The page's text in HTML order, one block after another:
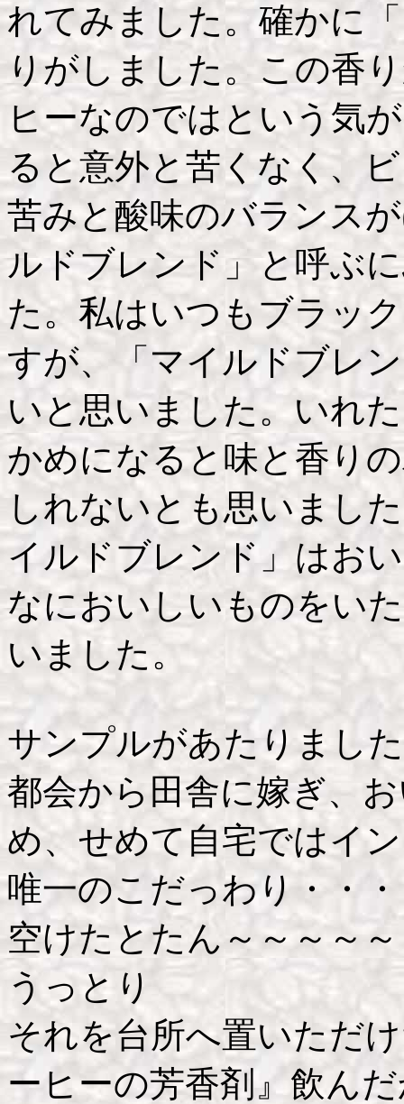
れてみました。確かに
りがしました。この香
ヒーなのではという気
ると意外と苦くなく、
苦みと酸味のバランス
ルドブレンド」と呼ぶ
た。私はいつもブラッ
すが、「マイルドブレ
いと思いました。いれ
かめになると味と香り
しれないとも思いまし
イルドブレンド」はお
なにおいしいものをい
いました。
サンプルがあたりまし
都会から田舎に嫁ぎ、
め、せめて自宅ではイ
唯一のこだっわり・・
空けたとたん～～～～
うっとり
それを台所へ置いただ
ーヒーの芳香剤』飲ん